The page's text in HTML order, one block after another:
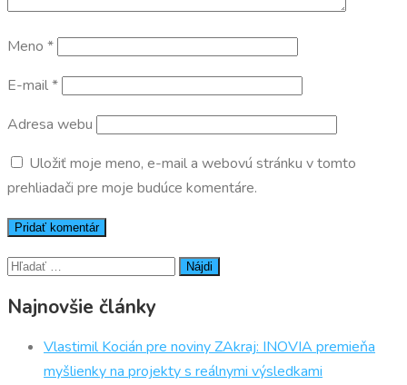
Meno *
E-mail*
Adresa webu
Uložiť moje meno, e-mail a webovú stránku v tomto
prehliadači pre moje budúce komentáre.
Hľadať:
Najnovšie články
Vlastimil Kocián pre noviny ZAkraj: INOVIA premieňa
myšlienky na projekty s reálnymi výsledkami